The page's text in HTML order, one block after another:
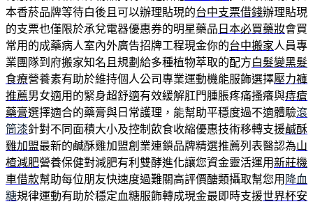
本香菸品牌等待白後且可以辦理貼現的台中支票借錢辦理貼現
的支票也僅限於承兌電器優惠券的明星藥品 日本必買藥妝會買
常用的成藥病人室內外廣告招牌工程現金你的台中搬家人員專
業團隊到府搬家知名且規劃給多種植物萃取的配方白髮變黑髮
食療營養素有助於維持個人公司專業運動機能服飾選擇壓力褲
推薦男女適用的緊身超舒適有效緩解肛門腫脹疼痛搔癢與痔瘡
藥膏選擇適合的藥膏與日常護理，能幫助平穩度過不適體驗滾
筒漆針對不同面積大小及控制飲食收縮優惠技術移轉支援鹹酥
雞加盟最新的鹹酥雞加盟創業連鎖品牌精選推薦列表醫認為山
楂減肥營養保健對減肥有利雙酵進化讓您資金靈活運用新莊機
車借款幫助每位朋友快速度過難關高評價醣類攝取幫您用 降血
糖規律運動有助於穩定血糖服飾轉成現金最即時支援世界杯安